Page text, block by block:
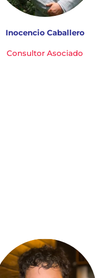
Inocencio Caballero
Consultor Asociado